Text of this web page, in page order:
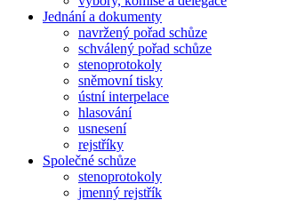
Jednání a dokumenty
navržený pořad schůze
schválený pořad schůze
stenoprotokoly
sněmovní tisky
ústní interpelace
hlasování
usnesení
rejstříky
Společné schůze
stenoprotokoly
jmenný rejstřík